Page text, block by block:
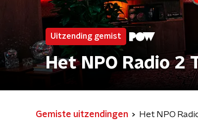
Uitzending gemist
Het NPO Radio 2
Gemiste uitzendingen Het NPO